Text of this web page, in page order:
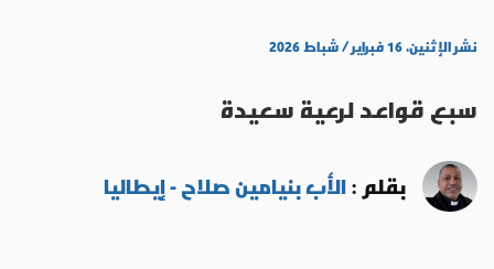
نشر الإثنين، ١٦ فبراير / شباط ٢٠٢٦
سبع قواعد لرعية سعيدة
بقلم :الأب بنيامين صلاح - إيطاليا